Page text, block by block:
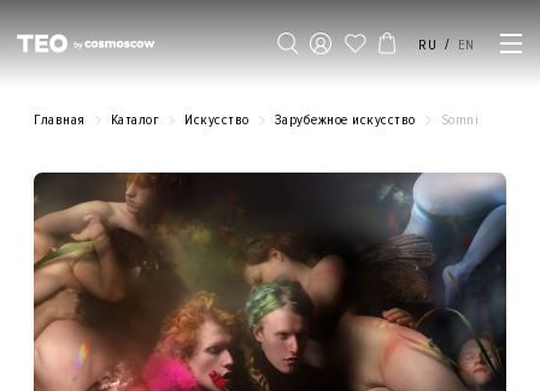
RU / EN
Главная Каталог Искусство Зарубежное искусство Somni